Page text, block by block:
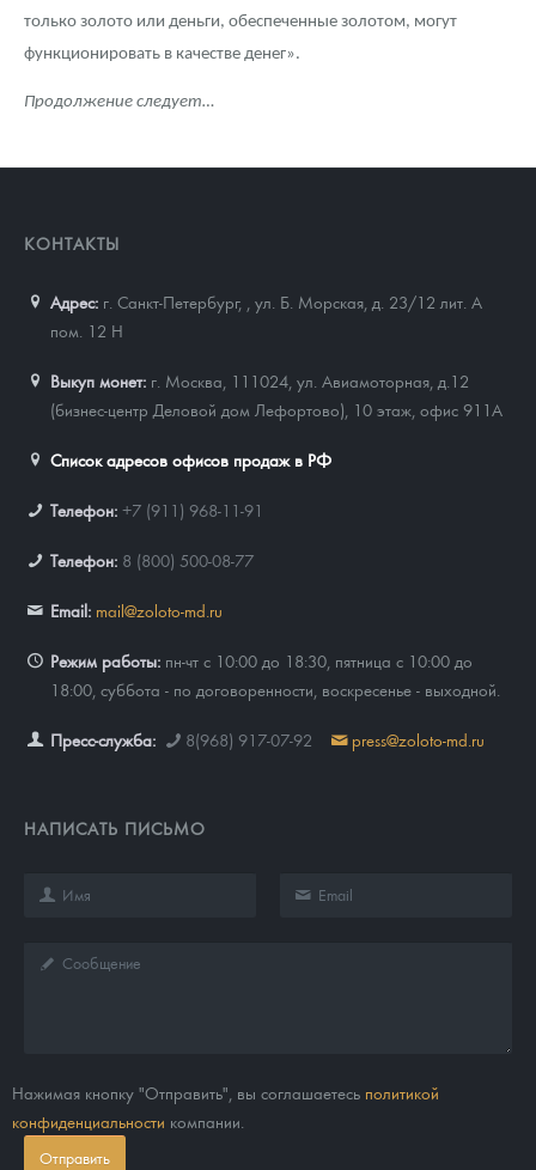
только золото или деньги, обеспеченные золотом, могут
функционировать в качестве денег».
Продолжение следует…
КОНТАКТЫ
Адрес: г. Санкт-Петербург,
ул. Б. Морская, д. 23/12 лит. А
пом. 12 Н
Выкуп монет: г. Москва, 111024, ул. Авиамоторная, д.12
(бизнес-центр Деловой дом Лефортово), 10 этаж, офис 911А
Список адресов офисов продаж в РФ
Телефон: +7 (911) 968-11-91
Телефон: 8 (800) 500-08-77
Email: mail@zoloto-md.ru
Режим работы: пн-чт с 10:00 до 18:30, пятница с 10:00 до
18:00, суббота - по договоренности, воскресенье - выходной.
Пресс-служба: 8(968) 917-07-92 press@zoloto-md.ru
НАПИСАТЬ ПИСЬМО
Нажимая кнопку "Отправить", вы соглашаетесь политикой
конфиденциальности компании.
Отправить